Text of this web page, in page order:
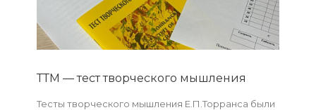
ТТМ — тест творческого мышления
Тесты творческого мышления Е.П.Торранса были